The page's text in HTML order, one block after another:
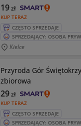
KUP TERAZ
19zł
CZĘSTO SPRZEDAJE
SPRZEDAJĄCY: OSOBA
Kielce
Przyroda Gór
zbiorowa
KUP TERAZ
29zł
CZĘSTO SPRZEDAJE
SPRZEDAJĄCY: OSOBA